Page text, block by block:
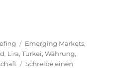
2020 – Türkei
Schlagwörter
Emerging Markets,
, Lira,Türkei,Währung,
Schreibe einen